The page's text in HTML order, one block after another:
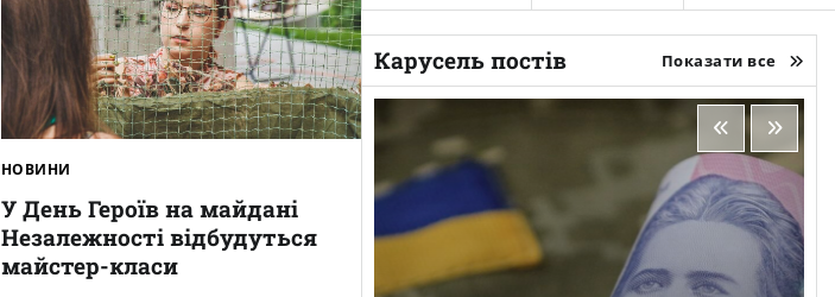
НОВИНИ
У День Героїв на майдані
Незалежності відбудуться
майстер-класи
Карусель постів Показати все